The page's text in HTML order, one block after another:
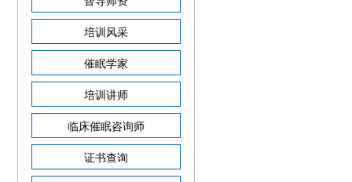
培训风采
催眠学家
培训讲师
临床催眠咨询师
证书查询